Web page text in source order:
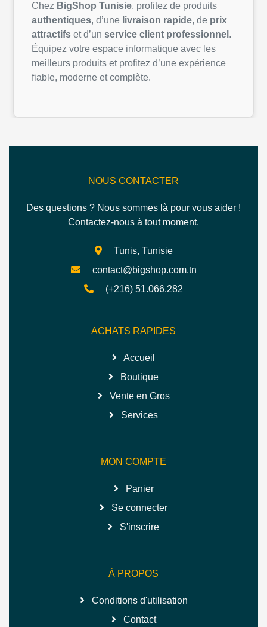
Chez BigShop Tunisie, profitez de produits
authentiques, d’une livraison rapide, de prix
attractifs et d’un service client professionnel .
Équipez votre espace informatique avec les
meilleurs produits et profitez d’une expérience
fiable, moderne et complète.
NOUS CONTACTER
Des questions ? Nous sommes là pour vous aider !
Contactez-nous à tout moment.
Tunis, Tunisie
contact@bigshop.com.tn
(+216) 51.066.282
ACHATS RAPIDES
Accueil
Boutique
Vente en Gros
Services
MON COMPTE
Panier
Se connecter
S'inscrire
À PROPOS
Conditions d'utilisation
Contact